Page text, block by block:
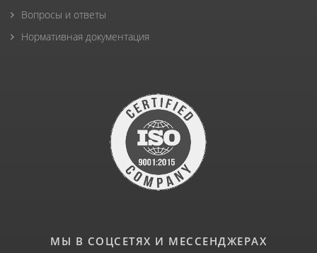
Вопросы и ответы
Нормативная документация
МЫ В СОЦСЕТЯХ И МЕССЕНДЖЕРАХ